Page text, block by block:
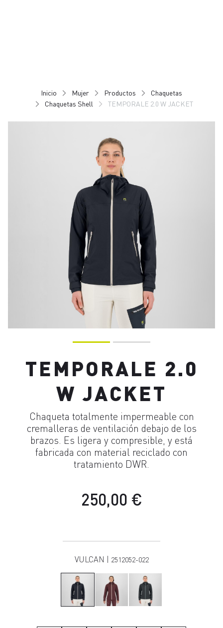
Inicio Mujer Productos
Chaquetas
Chaquetas Shell
TEMPORALE 2.0 W JACKET
TEMPORALE 2.0
W JACKET
Chaqueta totalmente impermeable con
cremalleras de ventilación debajo de los
brazos. Es ligera y compresible, y está
fabricada con material reciclado con
tratamiento DWR.
250,00 €
VULCAN | 2512052-022